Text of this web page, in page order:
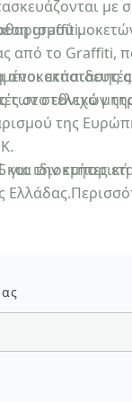
με
graffiti.
από το Graffiti,
στελεχών της
της
ιδιοκτήτες
στο εθνικό
την εμπορική